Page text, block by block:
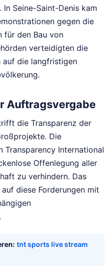
Seine-Saint-Denis kam
gegen die
für den Bau von
verteidigten die
auf die langfristigen
Auftragsvergabe
die Transparenz der
Die
International
Offenlegung aller
zu verhindern. Das
diese Forderungen mit
tnt sports live stream